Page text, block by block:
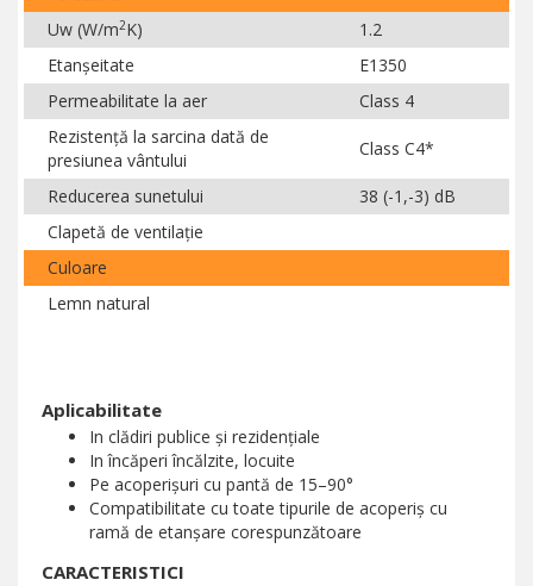
Uw (W/m2K)
1.2
Etanşeitate
E1350
Permeabilitate la aer
Class 4
Rezistenţă la sarcina dată de
presiunea vântului
Class C4*
Reducerea sunetului
38 (-1,-3) dB
Clapetă de ventilație
Culoare
Lemn natural
Aplicabilitate
In clădiri publice şi rezidenţiale
In încăperi încălzite, locuite
Pe acoperişuri cu pantă de 15–90°
Compatibilitate cu toate tipurile de acoperiş cu
ramă de etanşare corespunzătoare
CARACTERISTICI